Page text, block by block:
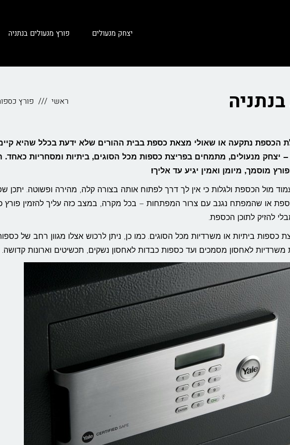
יצחק מנעולים פורץ מנעולים בנתניה
ראשי פורץ
הכספת נתקעה או שאולי מצאת כספת בבית ההורים שלא ידעת בכלל שהיא
יצחק מנעולים, מתמחים בפריצת כספות מכל הסוגים, ביתיות ומסחריות
מול הכספת ולגלות כי אין לך דרך לפתוח אותה בצורה קלה, מהירה ופשוטה. יתכן
או שהמפתח נגנב עם צרור המפתחות – בכל מקרה, במצב כזה עליך להזמין פורץ
להזיק לתוכן הכספת.
כספות ביתיות או משרדיות מכל הסוגים. כמו כן, ניתן לרכוש אצלו מגוון רחב של
לאחסון מסמכים ועד כספות כבדות לאחסון נשקים, תכשיטים וארונות קדושה.